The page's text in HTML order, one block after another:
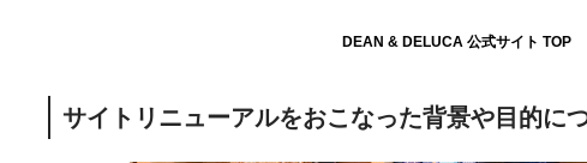
DEAN & DELUCA 公式サイト TOP
サイトリニューアルをおこなった背景や目的に